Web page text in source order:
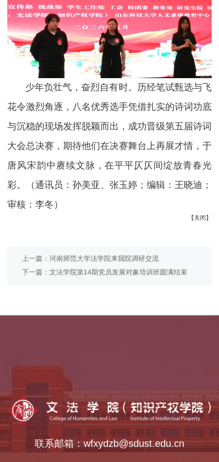
少年负壮气，奋烈自有时。历经笔试甄选与飞
花令激烈角逐，八名优秀选手凭借扎实的诗词功底
与沉稳的现场发挥脱颖而出，成功晋级第五届诗词
大会总决赛 ， 期待他们在决赛舞台上再展才情，于
唐风宋韵中赓续文脉，在平平仄仄间绽放青春光
彩。
（通讯员：孙美亚、张玉婷；编辑：王晓迪；
审核：李冬）
【关闭】
上一篇：河南师范大学法学院来我院调研交流
下一篇：文法学院第14期党员发展对象培训班圆满结束
全国哲学社会科学工作办公室
联系邮箱：wfxydzb@sdust.edu.cn